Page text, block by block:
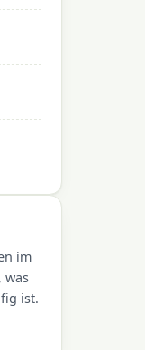
im
was
ist.